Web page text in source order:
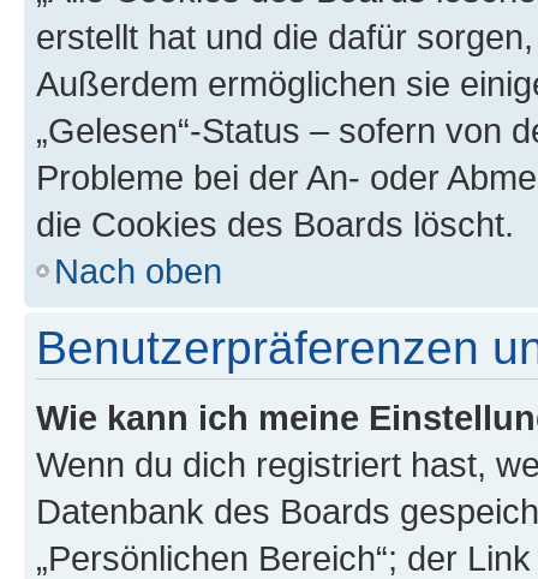
erstellt hat und die dafür
Außerdem ermöglichen sie
„Gelesen“-Status – sofern von
Probleme bei der An- oder
die Cookies des Boards löscht.
Nach oben
Benutzerpräferenzen
Wie kann ich meine
Wenn du dich registriert hast,
Datenbank des Boards
„Persönlichen Bereich“; der